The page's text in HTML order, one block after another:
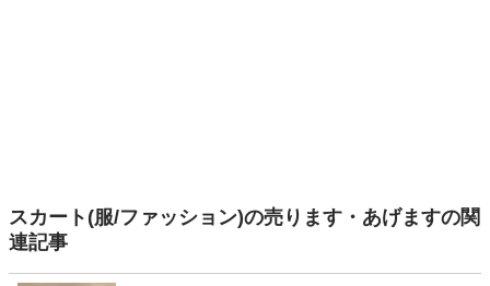
スカート(服/ファッション)の売ります・あげますの関
連記事